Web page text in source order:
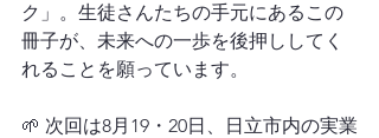
ク」。生徒さんたちの手元にあるこの
冊子が、未来への一歩を後押ししてく
れることを願っています。
🌱 次回は8月19・20日、日立市内の実業